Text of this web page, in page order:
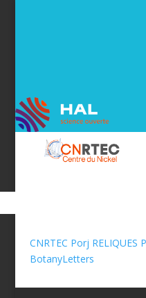
CNRTEC Porj RELIQUES
BotanyLetters